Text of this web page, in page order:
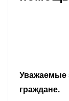
Уважаемые
граждане.